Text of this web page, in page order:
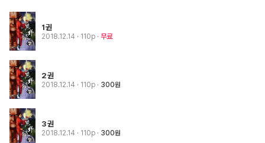
1권
2018.12.14 · 110p 무료
2권
2018.12.14 · 110p 300원
3권
2018.12.14 · 110p 300원